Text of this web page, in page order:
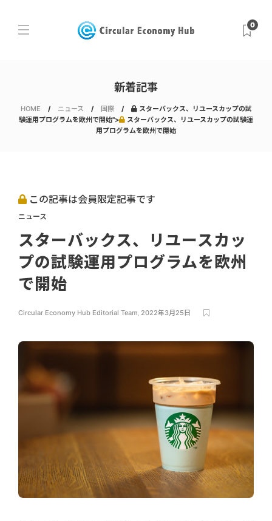
0
新着記事
HOME ニュース 国際
スターバックス、リユースカップの試
験運用プログラムを欧州で開始">
スターバックス、リユースカップの試験運
用プログラムを欧州で開始
この記事は会員限定記事です
ニュース
スターバックス、リユースカッ
プの試験運用プログラムを欧州
で開始
Circular Economy Hub Editorial Team, 2022年3月25日